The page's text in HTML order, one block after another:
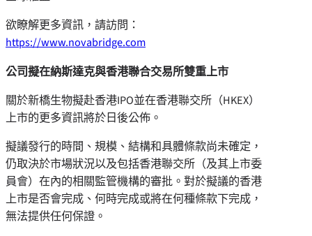
欲瞭解更多資訊，請訪問：
https://www.novabridge.com
公司擬在納斯達克與香港聯合交易所雙重上市
關於新橋生物擬赴香港IPO並在香港聯交所（HKEX）
上市的更多資訊將於日後公佈。
擬議發行的時間、規模、結構和具體條款尚未確定，
仍取決於市場狀況以及包括香港聯交所（及其上市委
員會）在內的相關監管機構的審批。對於擬議的香港
上市是否會完成、何時完成或將在何種條款下完成，
無法提供任何保證。